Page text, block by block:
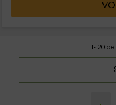
1- 20